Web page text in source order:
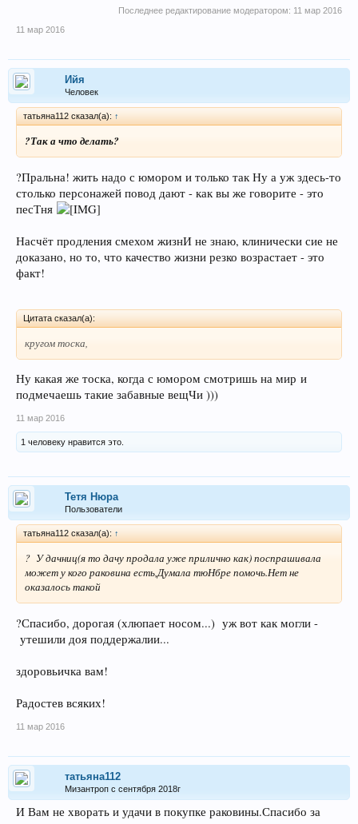
Последнее редактирование модератором: 11 мар 2016
11 мар 2016
Ийя
Человек
татьяна112 сказал(а): ↑
?Так а что делать?
?Пральна! жить надо с юмором и только так Ну а уж здесь-то
столько персонажей повод дают - как вы же говорите - это
песТня
Насчёт продления смехом жизнИ не знаю, клинически сие не
доказано, но то, что качество жизни резко возрастает - это
факт!
Цитата сказал(а):
кругом тоска,
Ну какая же тоска, когда с юмором смотришь на мир и
подмечаешь такие забавные вещЧи )))
11 мар 2016
1 человеку нравится это.
Тетя Нюра
Пользователи
татьяна112 сказал(а): ↑
? У дачниц(я то дачу продала уже прилично как) поспрашивала
может у кого раковина есть,Думала тюНбре помочь.Нет не
оказалось такой
?Спасибо, дорогая (хлюпает носом...) уж вот как могли -
утешили доя поддержалии...
здоровьичка вам!
Радостев всяких!
11 мар 2016
татьяна112
Мизантроп с сентября 2018г
И Вам не хворать и удачи в покупке раковины.Спасибо за